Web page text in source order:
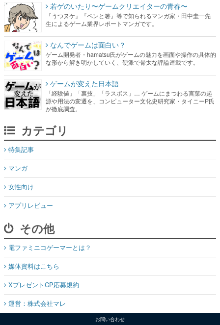
若ゲのいたり〜ゲームクリエイターの青春〜
『うつヌケ』『ペンと箸』等で知られるマンガ家・田中圭一先
生によるゲーム業界レポートマンガです。
なんでゲームは面白い？
ゲーム開発者・hamatsu氏がゲームの魅力を画面や操作の具体的
な形から解き明かしていく、硬派で骨太な評論連載です。
ゲームが変えた日本語
「経験値」「裏技」「ラスボス」… ゲームにまつわる言葉の起
源や用法の変遷を、コンピューター文化史研究家・タイニーP氏
が徹底調査。
カテゴリ
特集記事
マンガ
女性向け
アプリレビュー
その他
電ファミニコゲーマーとは？
媒体資料はこちら
XプレゼントCP応募規約
運営：株式会社マレ
お問い合わせ